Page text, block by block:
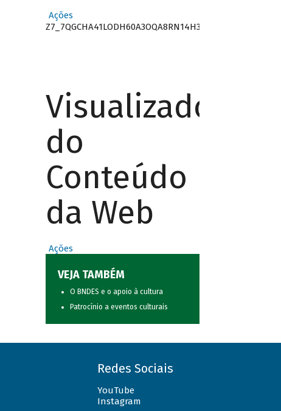
Ações
Z7_7QGCHA41LODH60A3OQA8RN14H3
Visualizador
do
Conteúdo
da Web
Ações
VEJA TAMBÉM
O BNDES e o apoio à cultura
Patrocínio a eventos culturais
Redes Sociais
YouTube
Instagram